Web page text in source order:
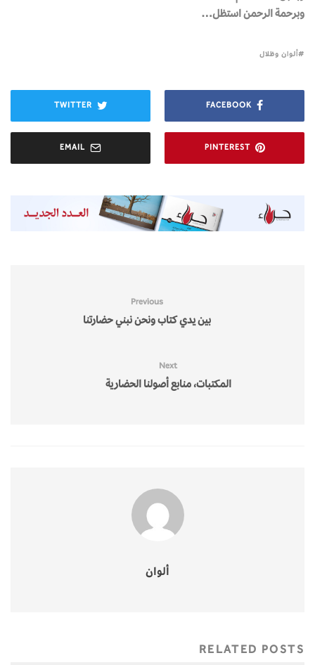
وبرحمة الرحمن استظل…
ألوان وظلال
FACEBOOK
TWITTER
PINTEREST
EMAIL
Previous
بين يدي كتاب ونحن نبني حضارتنا
Next
المكتبات، منابع أصولنا الحضارية
ألوان
RELATED POSTS